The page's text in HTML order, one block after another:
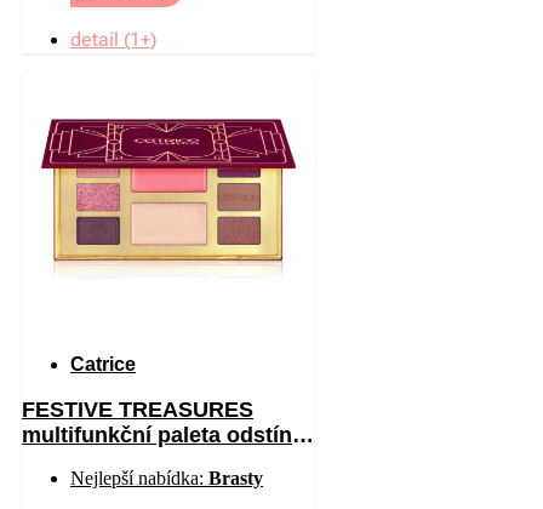
detail (1+)
Catrice
FESTIVE TREASURES
multifunkční paleta odstín
Nejlepší nabídka: Brasty